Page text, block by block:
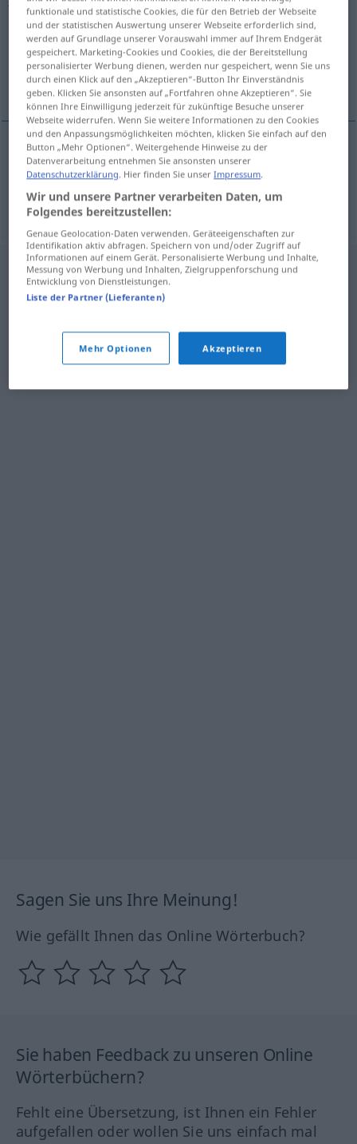
Übersicht aller Übersetzungen
(Für mehr Details die Übersetzung anklicken/antippen)
Mitglied, Angehöriger
Mitgliedn jociste
Angehörige(r)m/f(m)der JOC jociste
Sagen Sie uns Ihre Meinung!
Wie gefällt Ihnen das Online Wörterbuch?
Sie haben Feedback zu unseren Online
Wörterbüchern?
Fehlt eine Übersetzung, ist Ihnen ein Fehler
aufgefallen oder wollen Sie uns einfach mal
funktionale und statistische Cookies, die für den Betrieb der Webseite
und der statistischen Auswertung unserer Webseite erforderlich sind,
werden auf Grundlage unserer Vorauswahl immer auf Ihrem Endgerät
gespeichert. Marketing-Cookies und Cookies, die der Bereitstellung
personalisierter Werbung dienen, werden nur gespeichert, wenn Sie uns
durch einen Klick auf den „Akzeptieren“-Button Ihr Einverständnis
geben. Klicken Sie ansonsten auf „Fortfahren ohne Akzeptieren“. Sie
können Ihre Einwilligung jederzeit für zukünftige Besuche unserer
Webseite widerrufen. Wenn Sie weitere Informationen zu den Cookies
und den Anpassungsmöglichkeiten möchten, klicken Sie einfach auf den
Button „Mehr Optionen“. Weitergehende Hinweise zu der
Datenverarbeitung entnehmen Sie ansonsten unserer
Datenschutzerklärung. Hier finden Sie unserImpressum.
Wir und unsere Partner verarbeiten Daten, um
Folgendes bereitzustellen:
Genaue Geolocation-Daten verwenden. Geräteeigenschaften zur
Identifikation aktiv abfragen. Speichern von und/oder Zugriff auf
Informationen auf einem Gerät. Personalisierte Werbung und Inhalte,
Messung von Werbung und Inhalten, Zielgruppenforschung und
Entwicklung von Dienstleistungen.
Liste der Partner (Lieferanten)
Mehr Optionen Akzeptieren